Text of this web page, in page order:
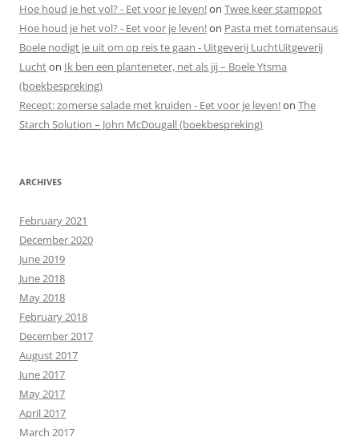
Hoe houd je het vol? - Eet voor je leven!on Twee keer stamppot
Hoe houd je het vol? - Eet voor je leven!on Pasta met tomatensaus
Boele nodigt je uit om op reis te gaan - Uitgeverij LuchtUitgeverij
Luchton Ik ben een planteneter, net als jij – Boele Ytsma
(boekbespreking)
Recept: zomerse salade met kruiden - Eet voor je leven!on The
Starch Solution – John McDougall (boekbespreking)
ARCHIVES
February 2021
December 2020
June 2019
June 2018
May 2018
February 2018
December 2017
August 2017
June 2017
May 2017
April 2017
March 2017